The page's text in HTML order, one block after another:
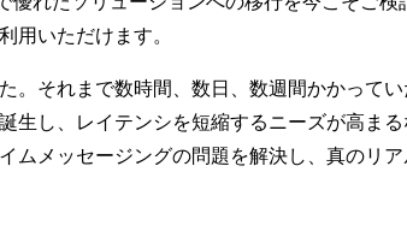
用いただけます。
。それまで数時間、数日、数週間かかって
し、レイテンシを短縮するニーズが高まる
ムメッセージングの問題を解決し、真のリ